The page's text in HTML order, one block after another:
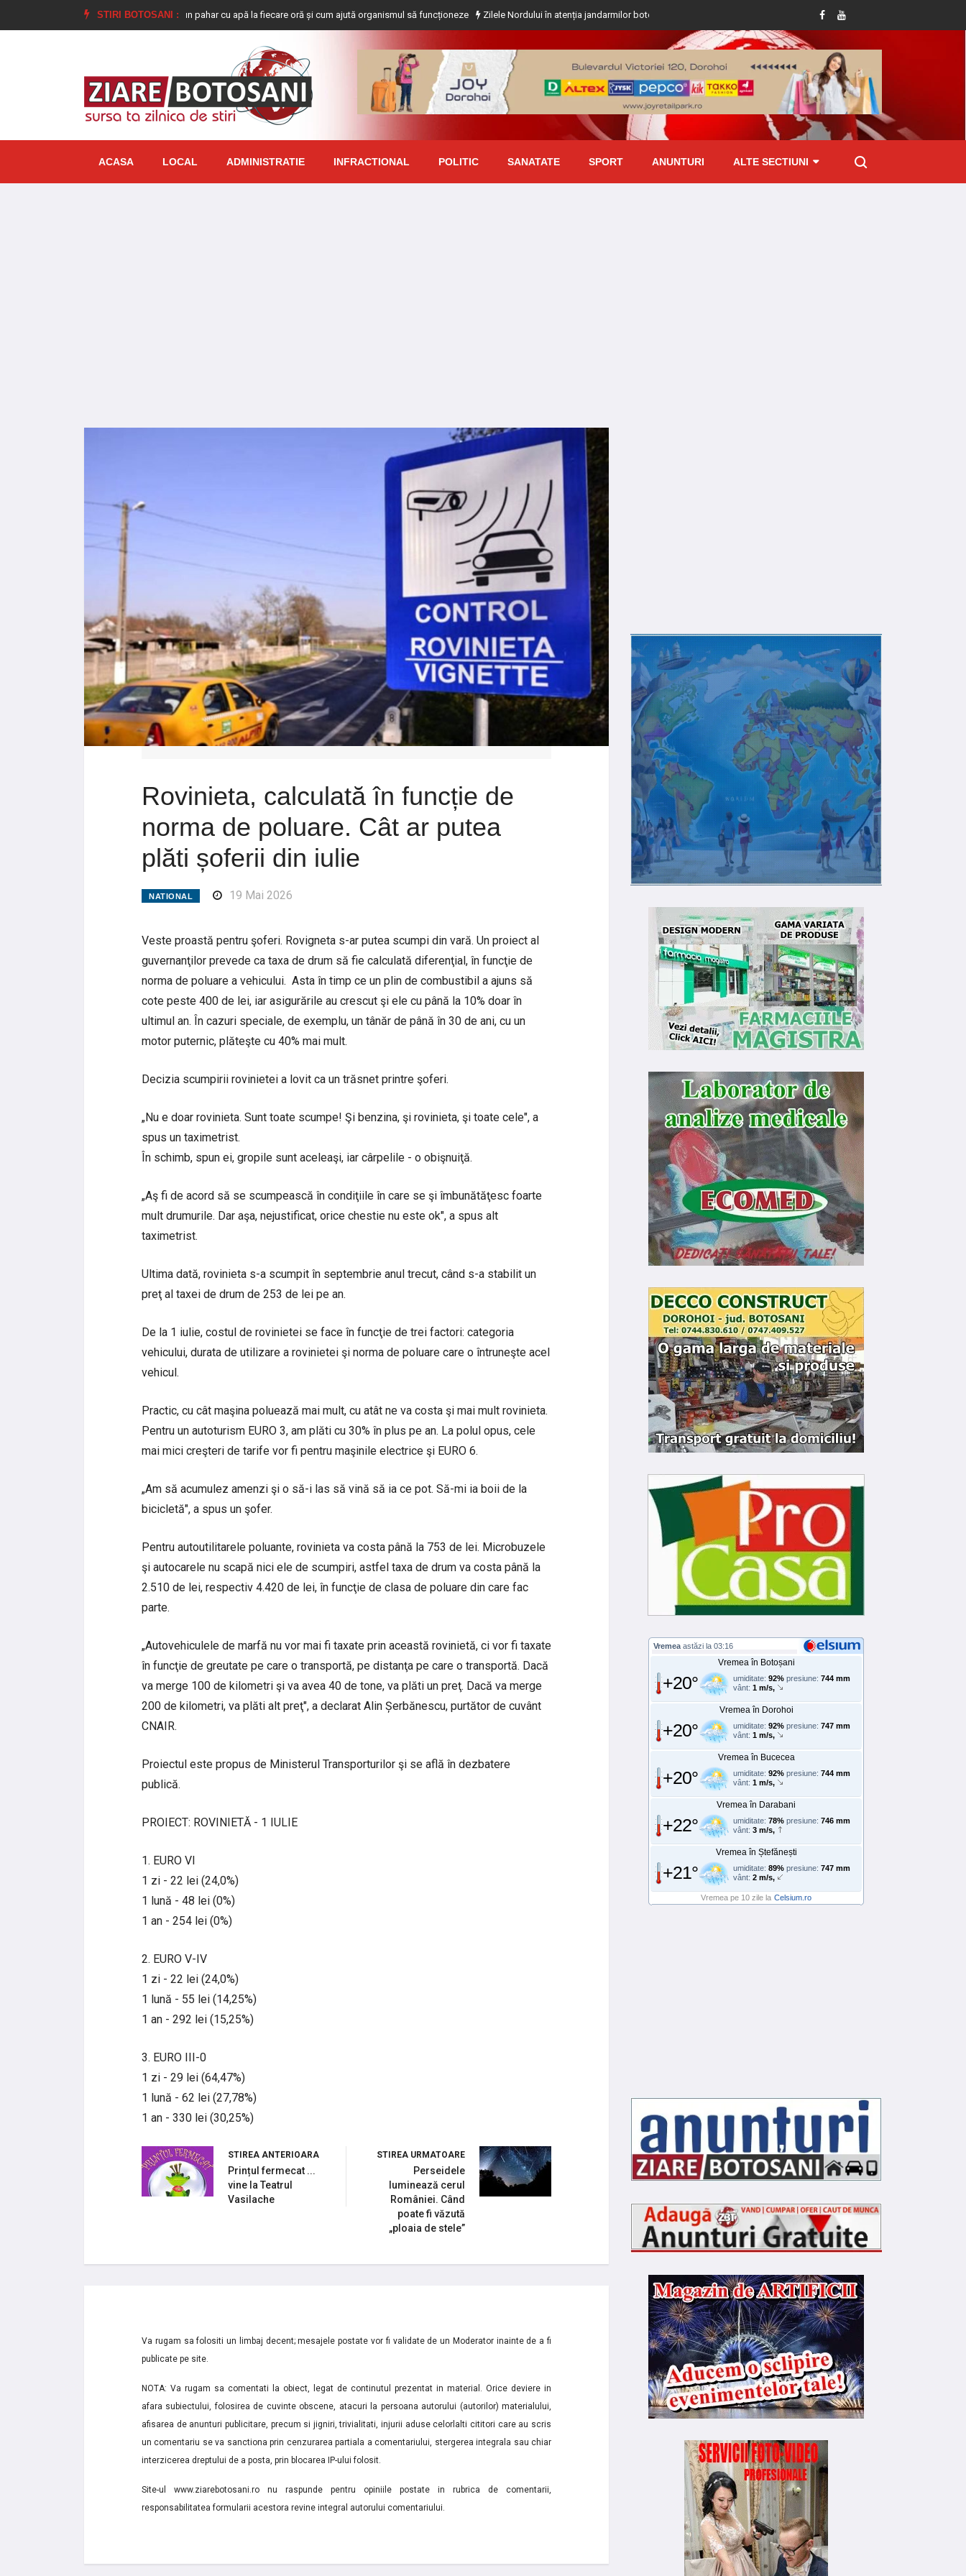
STIRI BOTOSANI :
De ce este bine să bem câte un pahar cu apă la fiecare oră și cum ajută organismul să funcționeze Zilele Nordului în atenția jandarmilor botoșăneni Tânăr condamnat la închisoare pentru viol asupra unui minor și
ACASA LOCAL ADMINISTRATIE INFRACTIONAL POLITIC SANATATE SPORT ANUNTURI ALTE SECTIUNI
Rovinieta, calculată în funcție de
norma de poluare. Cât ar putea
plăti șoferii din iulie
NATIONAL 19 Mai 2026
Veste proastă pentru şoferi. Rovigneta s-ar putea scumpi din vară. Un proiect al
guvernanţilor prevede ca taxa de drum să fie calculată diferenţial, în funcţie de
norma de poluare a vehicului. Asta în timp ce un plin de combustibil a ajuns să
cote peste 400 de lei, iar asigurările au crescut şi ele cu până la 10% doar în
ultimul an. În cazuri speciale, de exemplu, un tânăr de până în 30 de ani, cu un
motor puternic, plăteşte cu 40% mai mult.
Decizia scumpirii rovinietei a lovit ca un trăsnet printre şoferi.
„Nu e doar rovinieta. Sunt toate scumpe! Şi benzina, şi rovinieta, şi toate cele", a
spus un taximetrist.
În schimb, spun ei, gropile sunt aceleaşi, iar cârpelile - o obişnuiţă.
„Aş fi de acord să se scumpească în condiţiile în care se şi îmbunătăţesc foarte
mult drumurile. Dar aşa, nejustificat, orice chestie nu este ok", a spus alt
taximetrist.
Ultima dată, rovinieta s-a scumpit în septembrie anul trecut, când s-a stabilit un
preţ al taxei de drum de 253 de lei pe an.
De la 1 iulie, costul de rovinietei se face în funcţie de trei factori: categoria
vehicului, durata de utilizare a rovinietei şi norma de poluare care o întruneşte acel
vehicul.
Practic, cu cât maşina poluează mai mult, cu atât ne va costa şi mai mult rovinieta.
Pentru un autoturism EURO 3, am plăti cu 30% în plus pe an. La polul opus, cele
mai mici creşteri de tarife vor fi pentru maşinile electrice şi EURO 6.
„Am să acumulez amenzi şi o să-i las să vină să ia ce pot. Să-mi ia boii de la
bicicletă", a spus un şofer.
Pentru autoutilitarele poluante, rovinieta va costa până la 753 de lei. Microbuzele
şi autocarele nu scapă nici ele de scumpiri, astfel taxa de drum va costa până la
2.510 de lei, respectiv 4.420 de lei, în funcţie de clasa de poluare din care fac
parte.
„Autovehiculele de marfă nu vor mai fi taxate prin această rovinietă, ci vor fi taxate
în funcţie de greutate pe care o transportă, pe distanţa pe care o transportă. Dacă
va merge 100 de kilometri şi va avea 40 de tone, va plăti un preţ. Dacă va merge
200 de kilometri, va plăti alt preţ", a declarat Alin Șerbănescu, purtător de cuvânt
CNAIR.
Proiectul este propus de Ministerul Transporturilor şi se află în dezbatere
publică.
PROIECT: ROVINIETĂ - 1 IULIE
1. EURO VI
1 zi - 22 lei (24,0%)
1 lună - 48 lei (0%)
1 an - 254 lei (0%)
2. EURO V-IV
1 zi - 22 lei (24,0%)
1 lună - 55 lei (14,25%)
1 an - 292 lei (15,25%)
3. EURO III-0
1 zi - 29 lei (64,47%)
1 lună - 62 lei (27,78%)
1 an - 330 lei (30,25%)
STIREA ANTERIOARA
Prințul fermecat ...
vine la Teatrul
Vasilache
STIREA URMATOARE
Perseidele
luminează cerul
României. Când
poate fi văzută
„ploaia de stele”
Va rugam sa folositi un limbaj decent; mesajele postate vor fi validate de un Moderator inainte de a fi
publicate pe site.
NOTA: Va rugam sa comentati la obiect, legat de continutul prezentat in material. Orice deviere in
afara subiectului, folosirea de cuvinte obscene, atacuri la persoana autorului (autorilor) materialului,
afisarea de anunturi publicitare, precum si jigniri, trivialitati, injurii aduse celorlalti cititori care au scris
un comentariu se va sanctiona prin cenzurarea partiala a comentariului, stergerea integrala sau chiar
interzicerea dreptului de a posta, prin blocarea IP-ului folosit.
Site-ul www.ziarebotosani.ro nu raspunde pentru opiniile postate in rubrica de comentarii,
responsabilitatea formularii acestora revine integral autorului comentariului.
Vremea astăzi la 03:16
Vremea în Botoșani
+20° umiditate: 92% presiune: 744 mm
vânt: 1 m/s,
Vremea în Dorohoi
+20° umiditate: 92% presiune: 747 mm
vânt: 1 m/s,
Vremea în Bucecea
+20° umiditate: 92% presiune: 744 mm
vânt: 1 m/s,
Vremea în Darabani
+22° umiditate: 78% presiune: 746 mm
vânt: 3 m/s,
Vremea în Ștefănești
+21° umiditate: 89% presiune: 747 mm
vânt: 2 m/s,
Vremea pe 10 zile la Celsium.ro